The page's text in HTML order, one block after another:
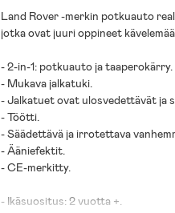
Land Rover -merkin potkuauto
jotka ovat juuri oppineet
- 2-in-1: potkuauto ja taaperokärry.
- Mukava jalkatuki.
- Jalkatuet ovat ulosvedettävät ja
- Töötti.
- Säädettävä ja irrotettava
- Ääniefektit.
- CE-merkitty.
- Ikäsuositus: 2 vuotta +.